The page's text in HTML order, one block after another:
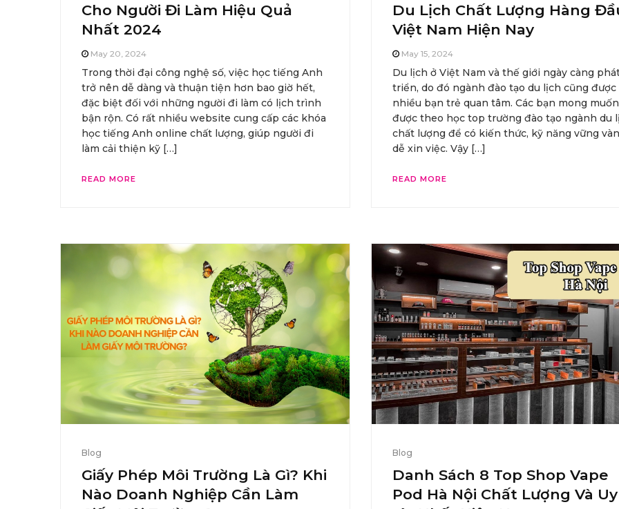
Cho Người Đi Làm Hiệu Quả
Nhất 2024
May 20, 2024
Trong thời đại công nghệ số, việc học tiếng Anh
trở nên dễ dàng và thuận tiện hơn bao giờ hết,
đặc biệt đối với những người đi làm có lịch trình
bận rộn. Có rất nhiều website cung cấp các khóa
học tiếng Anh online chất lượng, giúp người đi
làm cải thiện kỹ […]
READ MORE
Du Lịch Chất Lượng Hàng
Việt Nam Hiện Nay
May 15, 2024
Du lịch ở Việt Nam và thế giới ngày càng
triển, do đó ngành đào tạo du lịch cũng được
nhiều bạn trẻ quan tâm. Các bạn mong muốn
được theo học top trường đào tạo ngành du
chất lượng để có kiến thức, kỹ năng vững
dễ xin việc. Vậy […]
READ MORE
Blog
Giấy Phép Môi Trường Là Gì? Khi
Nào Doanh Nghiệp Cần Làm
Blog
Danh Sách 8 Top Shop Vape
Pod Hà Nội Chất Lượng Và Uy